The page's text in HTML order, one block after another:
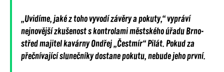
„Uvidíme, jaké z toho vyvodí závěry a pokuty,“ vypráví
nejnovější zkušenost s kontrolami městského úřadu Brno-
střed majitel kavárny Ondřej „Čestmír“ Pilát. Pokud za
přečnívající slunečníky dostane pokutu, nebude jeho první.